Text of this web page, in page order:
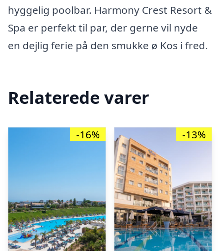
hyggelig poolbar. Harmony Crest Resort &
Spa er perfekt til par, der gerne vil nyde
en dejlig ferie på den smukke ø Kos i fred.
Relaterede varer
-16% -13%